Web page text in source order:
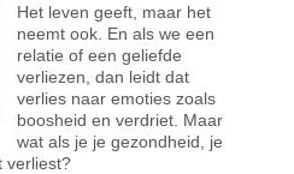
Het leven geeft, maar het
neemt ook. En als we een
relatie of een geliefde
verliezen, dan leidt dat
verlies naar emoties zoals
boosheid en verdriet. Maar
wat als je je gezondheid, je
verliest?